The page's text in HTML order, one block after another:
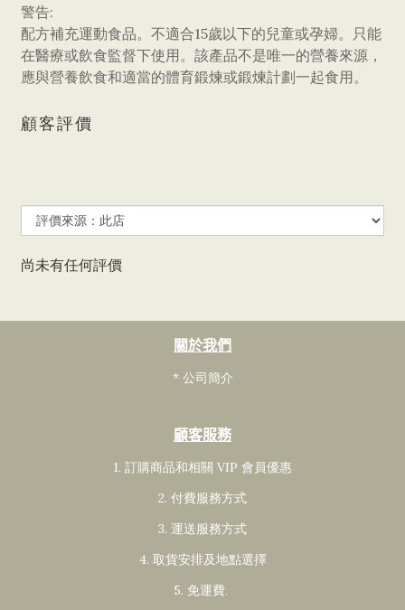
警告:
配方補充運動食品。不適合15歲以下的兒童或孕婦。只能
在醫療或飲食監督下使用。該產品不是唯一的營養來源，
應與營養飲食和適當的體育鍛煉或鍛煉計劃一起食用。
顧客評價
尚未有任何評價
關於我們
* 公司簡介
顧客服務
1. 訂購商品和相關 VIP 會員優惠
2. 付費服務方式
3. 運送服務方式
4. 取貨安排及地點選擇
5. 免運費.